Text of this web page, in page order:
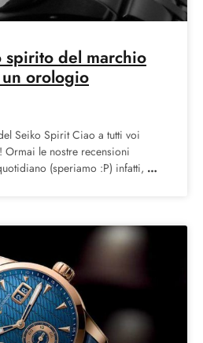
del marchio
orologio
Seiko Spirit Ciao a tutti voi
le nostre recensioni
(speriamo :P) infatti,